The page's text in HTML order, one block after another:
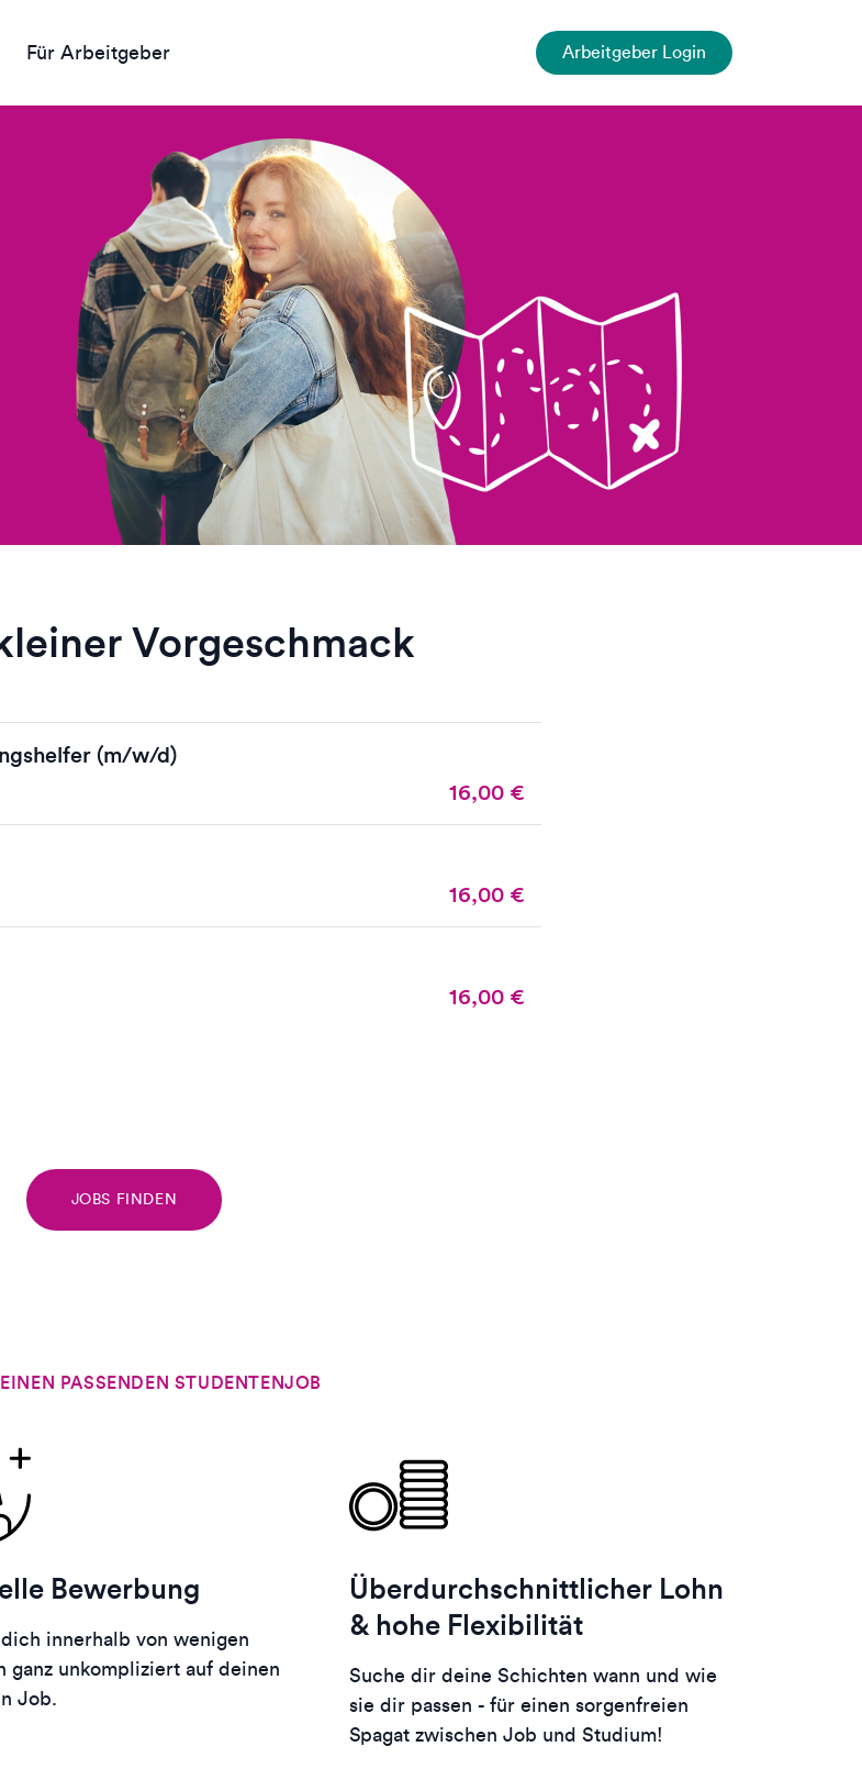
Für Arbeitgeber Arbeitgeber Login
Vorgeschmack
(m/w/d)
16,00€
16,00€
16,00€
JOBS FINDEN
PASSENDEN STUDENTENJOB
Bewerbung
innerhalb von wenigen
ganz unkompliziert auf deinen
Job.
Überdurchschnittlicher Lohn
& hohe Flexibilität
Suche dir deine Schichten wann und wie
sie dir passen - für einen sorgenfreien
Spagat zwischen Job und Studium!